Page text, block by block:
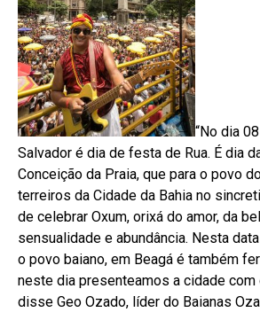
“No dia
Salvador é dia de festa de Rua. É dia
Conceição da Praia, que para o povo
terreiros da Cidade da Bahia no
de celebrar Oxum, orixá do amor, da
sensualidade e abundância. Nesta
o povo baiano, em Beagá é também
neste dia presenteamos a cidade com
disse Geo Ozado, líder do Baianas